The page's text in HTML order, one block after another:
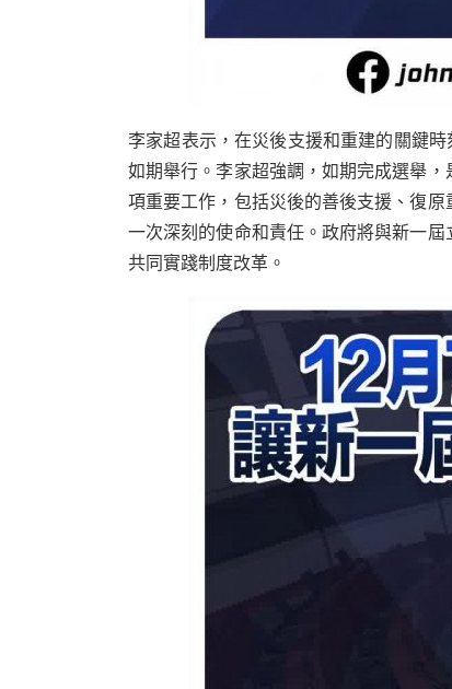
李家超表示，在災後支援和重建的關鍵
如期舉行。李家超強調，如期完成選舉
項重要工作，包括災後的善後支援、復
一次深刻的使命和責任。政府將與新一
共同實踐制度改革。